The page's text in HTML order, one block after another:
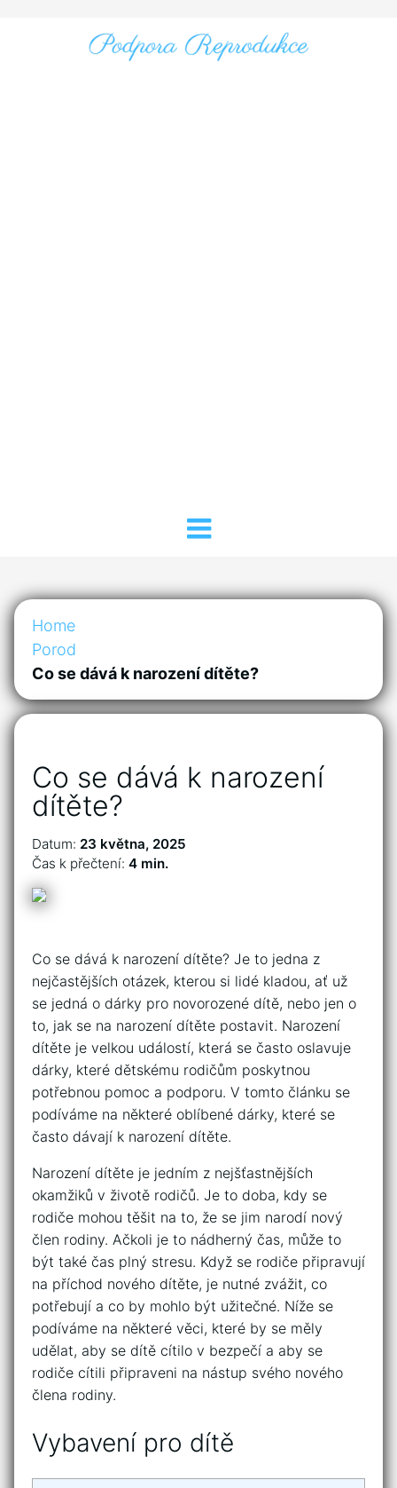
Home
Porod
Co se dává k narození dítěte?
Co se dává k narození
dítěte?
Datum: 23 května, 2025
Čas k přečtení: 4 min.
Co se dává k narození dítěte? Je to jedna z
nejčastějších otázek, kterou si lidé kladou, ať už
se jedná o dárky pro novorozené dítě, nebo jen o
to, jak se na narození dítěte postavit. Narození
dítěte je velkou událostí, která se často oslavuje
dárky, které dětskému rodičům poskytnou
potřebnou pomoc a podporu. V tomto článku se
podíváme na některé oblíbené dárky, které se
často dávají k narození dítěte.
Narození dítěte je jedním z nejšťastnějších
okamžiků v životě rodičů. Je to doba, kdy se
rodiče mohou těšit na to, že se jim narodí nový
člen rodiny. Ačkoli je to nádherný čas, může to
být také čas plný stresu. Když se rodiče připravují
na příchod nového dítěte, je nutné zvážit, co
potřebují a co by mohlo být užitečné. Níže se
podíváme na některé věci, které by se měly
udělat, aby se dítě cítilo v bezpečí a aby se
rodiče cítili připraveni na nástup svého nového
člena rodiny.
Vybavení pro dítě